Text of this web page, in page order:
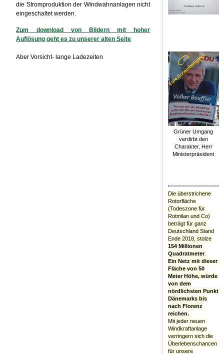
die Stromproduktion der Windwahnanlagen nicht
eingeschaltet werden.
Zum download von Bildern mit hoher
Auflösung geht es zu unserer alten Seite
Aber Vorsicht- lange Ladezeiten
Grüner Umgang
verdirbt den
Charakter, Herr
Ministerpräsident
Die überstrichene
Rotorfläche
(Todeszone für
Rotmilan und Co)
beträgt für ganz
Deutschland Stand
Ende 2018, stolze
154 Millionen
Quadratmeter.
Ein Netz mit dieser
Fläche von 50
Meter Höhe, würde
von dem
nördlichsten Punkt
Dänemarks bis
nach Florenz
reichen.
Mit jeder neuen
Windkraftanlage
verringern sich die
Überlebenschancen
für unsere